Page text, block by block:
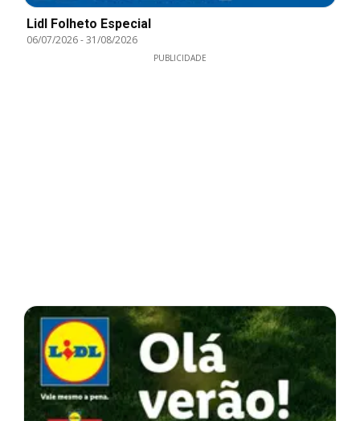
Lidl Folheto Especial
06/07/2026-31/08/2026
PUBLICIDADE